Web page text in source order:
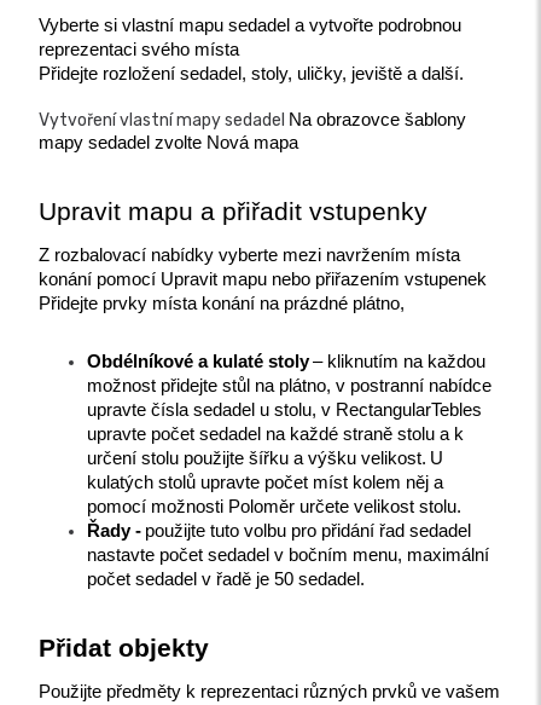
Vyberte si vlastní mapu sedadel a vytvořte podrobnou
reprezentaci svého místa
Přidejte rozložení sedadel, stoly, uličky, jeviště a další.
Vytvoření vlastní mapy sedadel Na obrazovce šablony
mapy sedadel zvolte Nová mapa
Upravit mapu a přiřadit vstupenky
Z rozbalovací nabídky vyberte mezi navržením místa
konání pomocí Upravit mapu nebo přiřazením vstupenek
Přidejte prvky místa konání na prázdné plátno,
Obdélníkové a kulaté stoly– kliknutím na každou
možnost přidejte stůl na plátno, v postranní nabídce
upravte čísla sedadel u stolu, v RectangularTebles
upravte počet sedadel na každé straně stolu a k
určení stolu použijte šířku a výšku velikost. U
kulatých stolů upravte počet míst kolem něj a
pomocí možnosti Poloměr určete velikost stolu.
Řady - použijte tuto volbu pro přidání řad sedadel
nastavte počet sedadel v bočním menu, maximální
počet sedadel v řadě je 50 sedadel.
Přidat objekty
Použijte předměty k reprezentaci různých prvků ve vašem